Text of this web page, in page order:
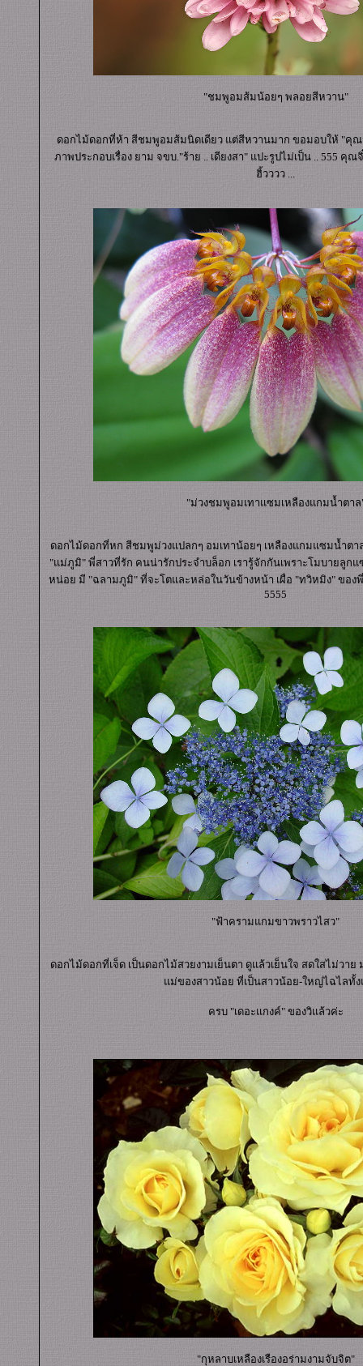
"ชมพูอมส้มน้อยๆ พลอยสีหวาน"
ดอกไม้ดอกที่ห้า สีชมพูอมส้มนิดเดียว แต่สีหวานมาก ขอมอบให้ "คุณ
ภาพประกอบเรื่อง ยาม จขบ."ร้าย .. เดียงสา" แปะรูปไม่เป็น .. 555 คุ
ฮิ้วววว ...
"ม่วงชมพูอมเทาแซมเหลืองแกมน้ำตาล
ดอกไม้ดอกที่หก สีชมพูม่วงแปลกๆ อมเทาน้อยๆ เหลืองแกมแซมน้ำต
"แม่ภูมิ" พี่สาวที่รัก คนน่ารักประจำบล็อก เรารู้จักกันเพราะโมบายลูก
หน่อย มี "ฉลามภูมิ" ที่จะโตและหล่อในวันข้างหน้า เผื่อ "ทวิหมิง" ของ
5555
"ฟ้าครามแกมขาวพราวไสว"
ดอกไม้ดอกที่เจ็ด เป็นดอกไม้สวยงามเย็นตา ดูแล้วเย็นใจ สดใสไม่ว
ม่ของสาวน้อย ที่เป็นสาวน้อย-ใหญ่ไฉไลทั้
ครบ "เดอะแกงค์" ของวิแล้วค่ะ
"กุหลาบเหลืองเรืองอร่ามงามจับจิต"